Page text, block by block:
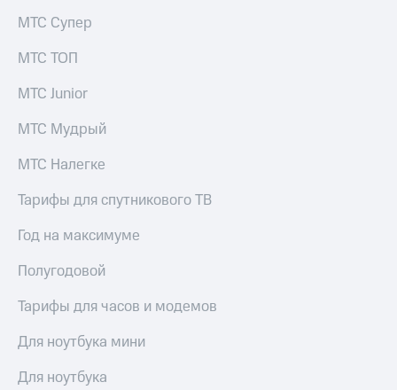
МТС Супер
МТС ТОП
МТС Junior
МТС Мудрый
МТС Налегке
Тарифы для спутникового ТВ
Год на максимуме
Полугодовой
Тарифы для часов и модемов
Для ноутбука мини
Для ноутбука